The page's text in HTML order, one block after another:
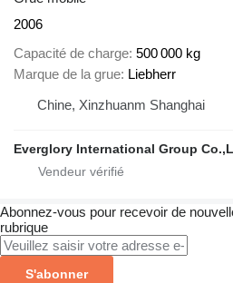
2006
Capacité de charge 500 000 kg
Marque de la grue Liebherr
Chine, Xinzhuanm Shanghai
Everglory International Group
Abonnez-vous pour recevoir de
rubrique
S'abonner